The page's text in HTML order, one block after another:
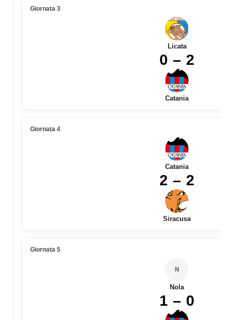
Giornata 3
Licata
0 – 2
Catania
Giornata 4
Catania
2 – 2
Siracusa
Giornata 5
N
Nola
1 – 0